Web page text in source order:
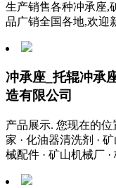
生产销售各种冲承座,
品广销全国各地,欢迎
冲承座_托辊冲承
造有限公司
产品展示. 您现在的
家 · 化油器清洗剂 ·
械配件 · 矿山机械厂 ·